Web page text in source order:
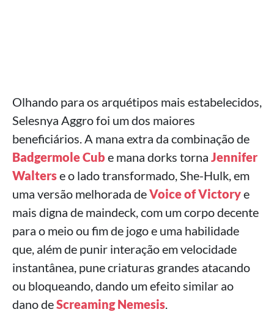
Olhando para os arquétipos mais estabelecidos,
Selesnya Aggro foi um dos maiores
beneficiários. A mana extra da combinação de
Badgermole Cub e mana dorks torna Jennifer
Walterse o lado transformado, She-Hulk, em
uma versão melhorada deVoice of Victorye
mais digna de maindeck, com um corpo decente
para o meio ou fim de jogo e uma habilidade
que, além de punir interação em velocidade
instantânea, pune criaturas grandes atacando
ou bloqueando, dando um efeito similar ao
dano deScreaming Nemesis.